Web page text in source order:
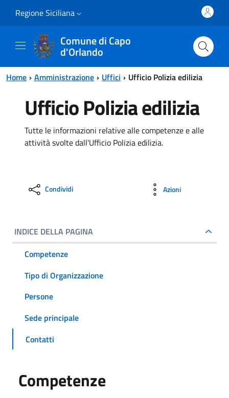
Regione Siciliana
Comune di Capo
d'Orlando
Home Amministrazione Uffici Ufficio Polizia edilizia
Ufficio Polizia edilizia
Tutte le informazioni relative alle competenze e alle
attività svolte dall'Ufficio Polizia edilizia.
Condividi Azioni
INDICE DELLA PAGINA
Competenze
Tipo di Organizzazione
Persone
Sede principale
Contatti
Competenze